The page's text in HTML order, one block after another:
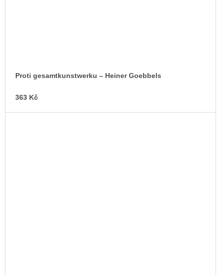
Proti gesamtkunstwerku –⁠ Heiner Goebbels
363 Kč